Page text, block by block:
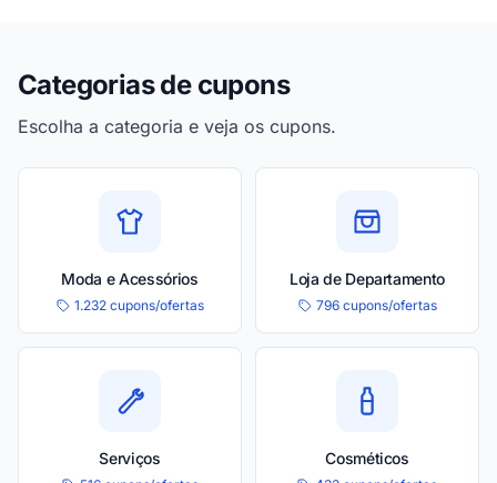
Categorias de cupons
Escolha a categoria e veja os cupons.
Moda e Acessórios
1.232 cupons/ofertas
Loja de Departamento
796 cupons/ofertas
Serviços Cosméticos